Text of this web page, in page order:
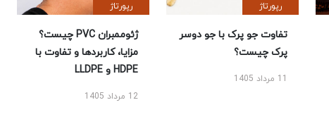
رپورتاژ
تفاوت جو پرک با جو دوسر
پرک چیست؟
11 مرداد 1405
رپورتاژ
ژئوممبران PVC چیست؟
مزایا، کاربردها و تفاوت با
HDPE و LLDPE
12 مرداد 1405